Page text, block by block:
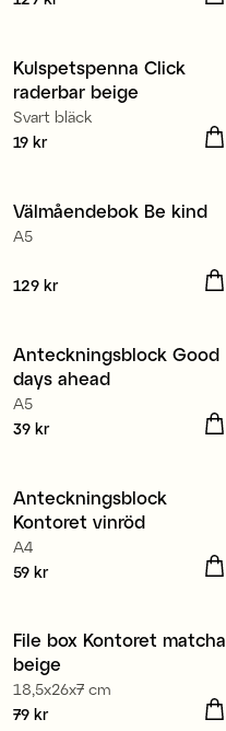
Nyhet
Kulspetspenna Click
raderbar beige
Svart bläck
Pris:
19 kr
Nyhet
Välmåendebok Be kind
A5
Pris :129 kr
129 kr
Nyhet
3 för 99 kr
Anteckningsblock Good
days ahead
A5
Pris:
39 kr
Nyhet
Anteckningsblock
Kontoret vinröd
A4
Pris:
59 kr
Nyhet
File box Kontoret matcha
beige
18,5x26x7 cm
Pris:
79 kr